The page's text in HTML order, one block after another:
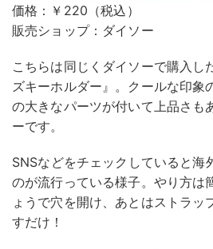
価格：￥220（税込）
販売ショップ：ダイソー
こちらは同じくダイソーで購入し
ズキーホルダー』。クールな印象
の大きなパーツが付いて上品さも
ーです。
SNSなどをチェックしていると海
のが流行っている様子。やり方は
ょうで穴を開け、あとはストラッ
すだけ！